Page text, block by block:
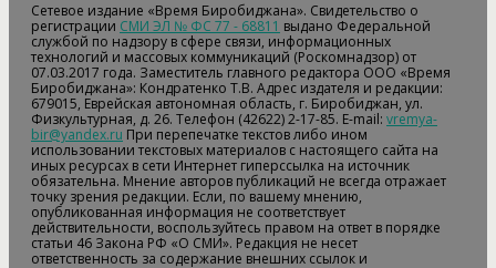
Сетевое издание «Время Биробиджана». Свидетельство о
регистрации СМИ ЭЛ № ФС 77 - 68811 выдано Федеральной
службой по надзору в сфере связи, информационных
технологий и массовых коммуникаций (Роскомнадзор) от
07.03.2017 года. Заместитель главного редактора ООО «Время
Биробиджана»: Кондратенко Т.В. Адрес издателя и редакции:
679015, Еврейская автономная область, г. Биробиджан, ул.
Физкультурная, д. 26. Телефон (42622) 2-17-85. E-mail: vremya-
bir@yandex.ru При перепечатке текстов либо ином
использовании текстовых материалов с настоящего сайта на
иных ресурсах в сети Интернет гиперссылка на источник
обязательна. Мнение авторов публикаций не всегда отражает
точку зрения редакции. Если, по вашему мнению,
опубликованная информация не соответствует
действительности, воспользуйтесь правом на ответ в порядке
статьи 46 Закона РФ «О СМИ». Редакция не несет
ответственность за содержание внешних ссылок и